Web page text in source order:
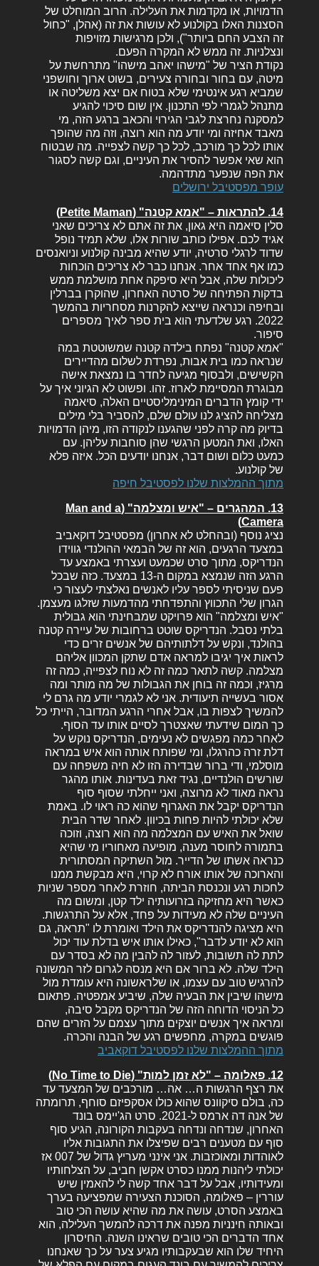
הדמויות, או מקדמות את העלילה. הרוב המוחלט של
הסצנות האלו בקולנוע לא עושות את זה (אהלן, "כחול
זה הצבע החם ביותר"), ולכן מרגישות מזויפות
ונצלניות. זה ממש לא המקרה הפעם.
נקודת הציר של "מישהו יאהב מישהו" מתרחשת על
מיטה, עם בחור ובחורה צעירים, בשוט ארוך וחושפני
שמביא רגע אינטימי שלא בטוח אם יצא משליטה או
מתנהל לגמרי לפי התכנון. אין שום סיכוי להגיע
למסקנה נחרצת לגבי הגירוי והכאב ברגע הזה, מי
מאבד אחיזה ומי יודע מה הוא רוצה, וזה מה שהופך
אותו לכל כך מורכב, לכל כך קשה לצפייה. מה שבטוח
הוא שאי אפשר להסיר את העיניים, וגם קשה לסגור
את הפה שנפער מתדהמה.
עופר מפסטיבל ירושלים
14. להתראות – "אמא קטנה" (Petite Maman)
סלין סיאמה היא גאון, את זה אתם לא צריכים שאני
אגיד לכם. אפילו כותב שורות אלו, שלא תמיד נופל
שדוד לרגלי סרטיה, יודע שהיא מבינה קולנוע וניואנסים
כמו אף אחד אחר. אנחנו כבר לא צריכים הוכחות
ליכולות שלה, אבל היא סיפקה אחת מושלמת ממש
בדקות הפתיחה של סרטה האחרון, שהוקרן בברלין
ובחיפה וכנראה שייצא להקרנות מסחריות בהמשך
2022. רגע שלדעתי הוא בית ספר לאיך מספרים
סיפור.
"אמא קטנה" נפתח בילדה קטנה שמשוטטת במה
שנראה כמו בית אבות, נפרדת לשלום מהדיירים
הקשישים, ולבסוף מגיעה לחדר בו נמצאת אישה
מבוגרת המסיימת לארוז. זהו. ופשוט לא הגיוני איך על
ידי קומץ הדברים המינימליסטיים האלה, סיאמה
מצליחה להציג לנו עולם שלם, להסביר בלי מילים
בדיוק מה קרה לפני שהגענו לנקודה הזו, מיהן הדמויות
האלו, ואת המטען הרגשי שהן סוחבות עליהן. עם
כמעט כלום ושום דבר, אנחנו יודעים הכל. איזה פלא
של קולנוע.
מתוך ההמלצות שלנו לפסטיבל חיפה
13. המהגרים – "איש ומצלמה" (Man and a
Camera)
נציג נוסף (ובהחלט לא אחרון) מפסטיבל דוקאביב
במצעד הרגעים, הוא זה של הבמאי ההולנדי גווידו
הנדריקס, מתוך סרט שכמעט ועצרתי באמצע עד
הרגע הזה שנמצא במקום ה-13 במצעד. כזה שבכל
פעם שניסיתי לספר עליו לאנשים נאלצתי לעצור כי
הגרון שלי התכווץ והתפדחתי מהדמעות שזלגו מעצמן.
"איש ומצלמה" הוא פרויקט שמבחינתי הוא גבולית
בלתי נסבל. הנדריקס שוטט ברחובות של עיירה קטנה
בהולנד, ונקש על דלתותיהם של אנשים זרים כדי
לראות איך יגיבו למראה אדם שתקן המכוון אליהם
מצלמה. קשה לתאר כמה זה לא נוח לצפייה, כמה זה
מרגיז, וכמה זה בוחן את הגבולות של מה מותר ומה
אסור בעשייה תיעודית. אני לא לגמרי יודע מה גרם לי
להמשיך לצפות בו, אבל אחרי הרגע המדובר, הייתי כל
כך המום שידעתי שאצטרך לסיים אותו עד הסוף.
לאחר כמה מפגשים לא נעימים, הנדריקס נוקש על
דלת זרה כהרגלו, ומי שפותח אותה הוא איש במראה
מוסלמי, ודי ברור שבדירה הזו לא חיה משפחה עם
שורשים הולנדיים, נגיד זאת בעדינות. אותו מהגר
נראה מאוד לא מרוצה, ואני ייחלתי שסוף סוף
הנדריקס יקבל את האגרוף שהוא כה ראוי לו. באמת
שלא יכולתי להיות פחות בכיוון. לאחר שדר הבית
שואל את האיש עם המצלמה מה הוא רוצה, וזוכה
בתמורה לחוסר מענה, מופיעה מאחוריו מי שהיא
כנראה אשתו של הדייר. מול השתיקה המסתורית
והארוכה של אותו אורח לא קרוי, היא מבקשת ממנו
לחכות רגע ונכנסת הביתה, חוזרת לאחר מספר שניות
כאשר היא מחזיקה בזרועותיה ילד קטן, ומשום מה
העיניים שלה לא מעידות על פחד, אלא על התרגשות.
היא מציגה להנדריקס את הילד ואומרת לו "תראה, גם
הוא לא יודע לדבר", כאילו אותו איש בדלת עוד יכול
לתת לה תשובות, לעזור לה להבין מה לא בסדר עם
הילד שלה. לא ברור אם היא מנסה לגרום לזר המשונה
להרגיש טוב עם עצמו, או שלראשונה היא עומדת מול
מישהו שיבין את הבעיה שלה, שיביע אמפטיה. פתאום
כל הניסוי הדוחה הזה של הנדריקס מקבל סיבה,
ומראה איך אנשים יוצקים מתוך עצמם על הזרים שהם
פוגשים במקרה, מחפשים רגע של הבנה והכרה.
מתוך ההמלצות שלנו לפסטיבל דוקאביב
12. פאלומה – "לא זמן למות" (No Time to Die)
את רצף הרגשות ה… אה… מורכבים של המצעד עד
כה, בולם סיקוונס שהוא כולו אסקפיזם סוחף, תרומתה
של אנה דה ארמס ל-2021. סרט הג'יימס בונד
האחרון, שנדחה ונדחה בעקבות הקורונה, הגיע סוף
סוף עם מטענים רבים שפיצלו את התגובות אליו
לאוהדות ומאוכזבות. אני אינני מעריץ גדול של 007 אז
יכולתי ליהנות ממנו כסרט אקשן חביב, על הצלחותיו
ומעידותיו, אבל על דבר אחד קשה לי להאמין שיש
עוררין – פאלומה, הסוכנת הצעירה שמפציעה בערך
באמצע הסרט, עושה את מה שהיא עושה הכי טוב
ובאותה חינניות מפנה את דרכה להמשך העלילה, הוא
אחד הדברים הכי טובים שראינו השנה. החיסרון
היחיד שלו הוא שבעקבותיו מגיע צער על כך שאנחנו